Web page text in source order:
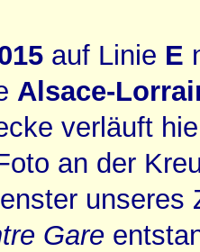
auf Linie E
Alsace-
verläuft
an der
Gare